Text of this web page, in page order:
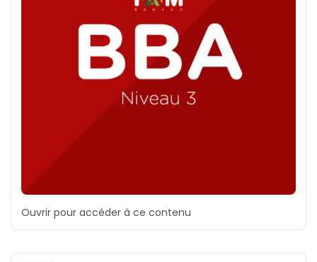
Ouvrir pour accéder à ce contenu